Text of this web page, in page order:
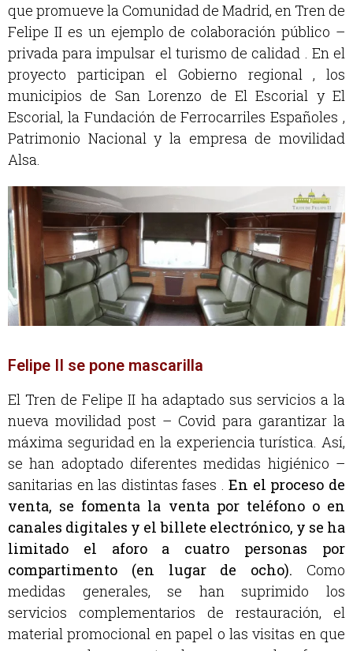
que promueve la Comunidad de Madrid, en Tren de
Felipe II es un ejemplo de colaboración público –
privada para impulsar el turismo de calidad . En el
proyecto participan el Gobierno regional , los
municipios de San Lorenzo de El Escorial y El
Escorial, la Fundación de Ferrocarriles Españoles ,
Patrimonio Nacional y la empresa de movilidad
Alsa.
Felipe II se pone mascarilla
El Tren de Felipe II ha adaptado sus servicios a la
nueva movilidad post – Covid para garantizar la
máxima seguridad en la experiencia turística. Así,
se han adoptado diferentes medidas higiénico –
sanitarias en las distintas fases .En el proceso de
venta, se fomenta la venta por teléfono o en
canales digitales y el billete electrónico, y se ha
limitado el aforo a cuatro personas por
compartimento (en lugar de ocho). Como
medidas generales, se han suprimido los
servicios complementarios de restauración, el
material promocional en papel o las visitas en que